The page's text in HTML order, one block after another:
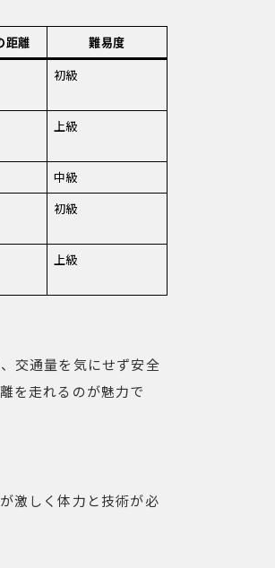
距離
難易度
初級
上級
中級
初級
上級
交通量を気にせず安全
を走れるのが魅力で
激しく体力と技術が必